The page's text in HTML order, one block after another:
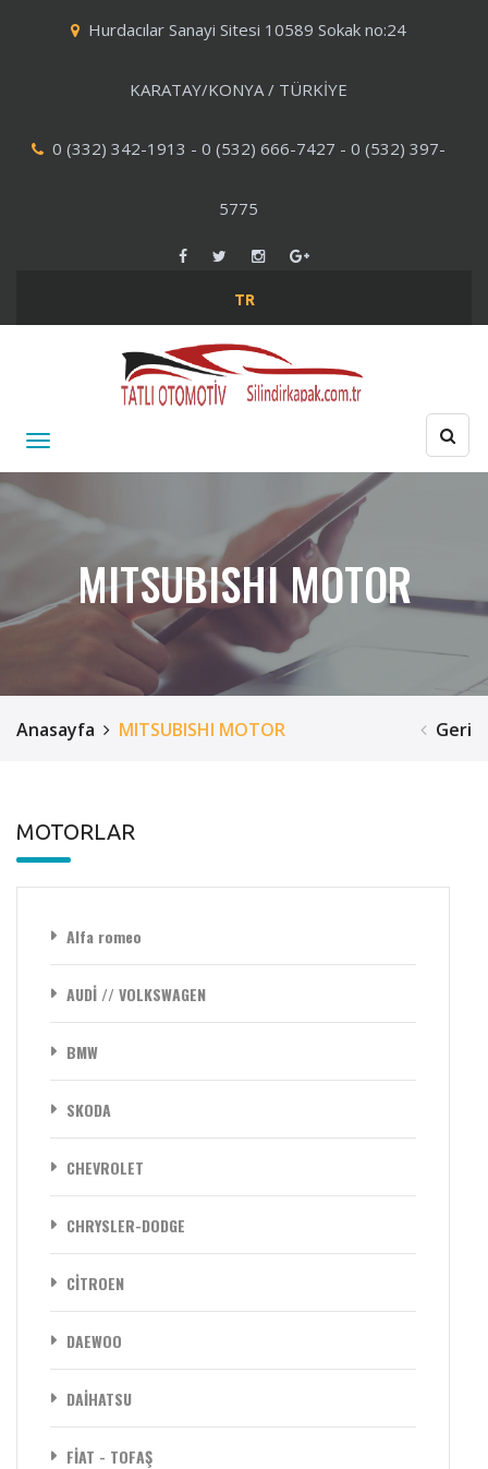
Hurdacılar Sanayi Sitesi 10589 Sokak no:24
KARATAY/KONYA / TÜRKİYE
0 (332) 342-1913 - 0 (532) 666-7427 - 0 (532) 397-
5775
TR
MITSUBISHI MOTOR
Anasayfa MITSUBISHI MOTOR Geri
MOTORLAR
Alfa romeo
AUDİ // VOLKSWAGEN
BMW
SKODA
CHEVROLET
CHRYSLER-DODGE
CİTROEN
DAEWOO
DAİHATSU
FİAT - TOFAŞ